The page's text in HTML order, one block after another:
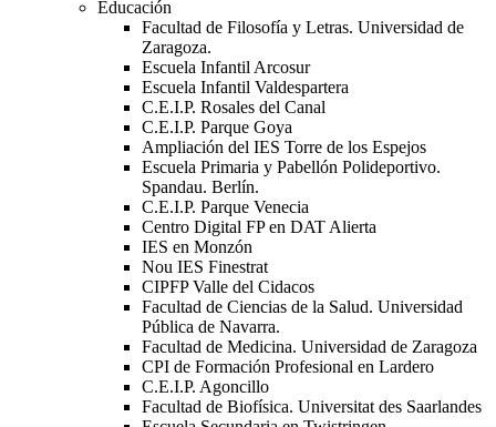
Educación
Facultad de Filosofía y Letras. Universidad de
Zaragoza.
Escuela Infantil Arcosur
Escuela Infantil Valdespartera
C.E.I.P. Rosales del Canal
C.E.I.P. Parque Goya
Ampliación del IES Torre de los Espejos
Escuela Primaria y Pabellón Polideportivo.
Spandau. Berlín.
C.E.I.P. Parque Venecia
Centro Digital FP en DAT Alierta
IES en Monzón
Nou IES Finestrat
CIPFP Valle del Cidacos
Facultad de Ciencias de la Salud. Universidad
Pública de Navarra.
Facultad de Medicina. Universidad de Zaragoza
CPI de Formación Profesional en Lardero
C.E.I.P. Agoncillo
Facultad de Biofísica. Universitat des Saarlandes